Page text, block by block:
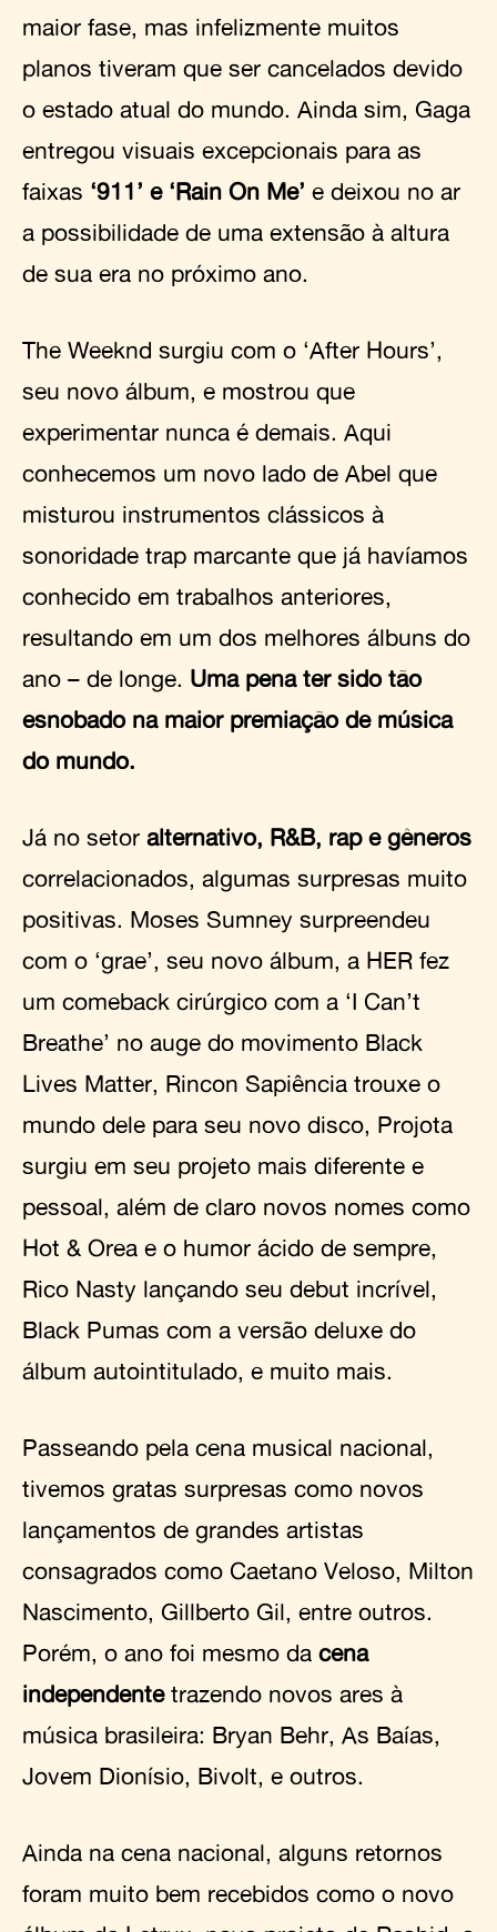
maior fase, mas infelizmente muitos
planos tiveram que ser cancelados devido
o estado atual do mundo. Ainda sim, Gaga
entregou visuais excepcionais para as
faixas ‘911’ e ‘Rain On Me’ e deixou no ar
a possibilidade de uma extensão à altura
de sua era no próximo ano.
The Weeknd surgiu com o ‘After Hours’,
seu novo álbum, e mostrou que
experimentar nunca é demais. Aqui
conhecemos um novo lado de Abel que
misturou instrumentos clássicos à
sonoridade trap marcante que já havíamos
conhecido em trabalhos anteriores,
resultando em um dos melhores álbuns do
ano – de longe. Uma pena ter sido tão
esnobado na maior premiação de música
do mundo.
Já no setor alternativo, R&B, rap e gêneros
correlacionados, algumas surpresas muito
positivas. Moses Sumney surpreendeu
com o ‘grae’, seu novo álbum, a HER fez
um comeback cirúrgico com a ‘I Can’t
Breathe’ no auge do movimento Black
Lives Matter, Rincon Sapiência trouxe o
mundo dele para seu novo disco, Projota
surgiu em seu projeto mais diferente e
pessoal, além de claro novos nomes como
Hot & Orea e o humor ácido de sempre,
Rico Nasty lançando seu debut incrível,
Black Pumas com a versão deluxe do
álbum autointitulado, e muito mais.
Passeando pela cena musical nacional,
tivemos gratas surpresas como novos
lançamentos de grandes artistas
consagrados como Caetano Veloso, Milton
Nascimento, Gillberto Gil, entre outros.
Porém, o ano foi mesmo da cena
independentetrazendo novos ares à
música brasileira: Bryan Behr, As Baías,
Jovem Dionísio, Bivolt, e outros.
Ainda na cena nacional, alguns retornos
foram muito bem recebidos como o novo